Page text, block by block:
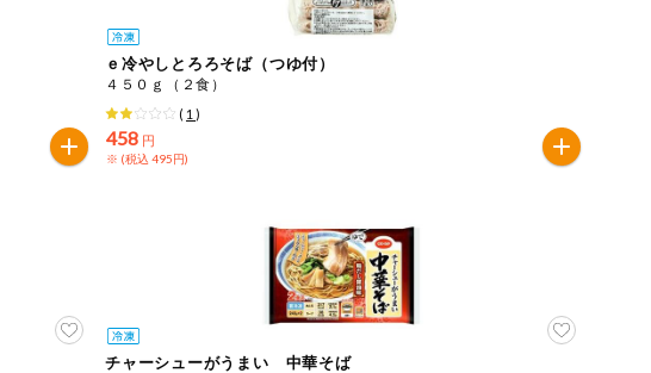
ｅ冷やしとろろそば（つゆ付）
４５０ｇ（２食）
( 1 )
458 円
※ (税込 495円)
チャーシューがうまい 中華そば